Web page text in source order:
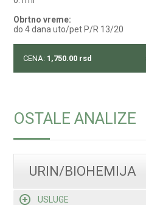
Obrtno vreme:
do 4 dana uto/pet P/R 13/20
CENA: 1,750.00 rsd
OSTALE ANALIZE
URIN/BIOHEMIJA
USLUGE